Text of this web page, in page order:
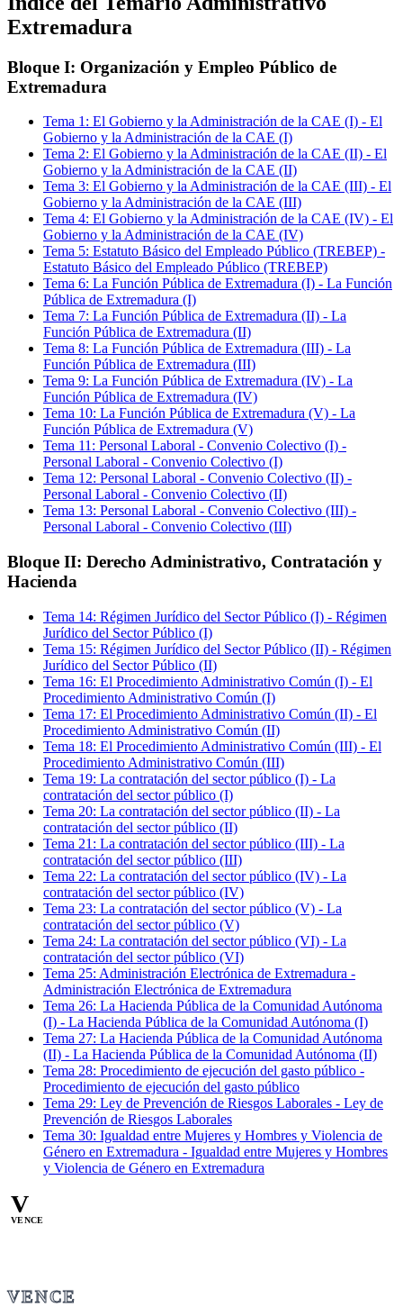
Extremadura
Bloque I: Organización y Empleo Público de
Extremadura
Tema 1 : El Gobierno y la Administración de la CAE (I) - El
Gobierno y la Administración de la CAE (I)
Tema 2: El Gobierno y la Administración de la CAE (II) - El
Gobierno y la Administración de la CAE (II)
Tema 3: El Gobierno y la Administración de la CAE (III) - El
Gobierno y la Administración de la CAE (III)
Tema 4: El Gobierno y la Administración de la CAE (IV) - El
Gobierno y la Administración de la CAE (IV)
Tema 5: Estatuto Básico del Empleado Público (TREBEP) -
Estatuto Básico del Empleado Público (TREBEP)
Tema 6: La Función Pública de Extremadura (I) - La Función
Pública de Extremadura (I)
Tema 7: La Función Pública de Extremadura (II) - La
Función Pública de Extremadura (II)
Tema 8: La Función Pública de Extremadura (III) - La
Función Pública de Extremadura (III)
Tema 9: La Función Pública de Extremadura (IV) - La
Función Pública de Extremadura (IV)
Tema 10: La Función Pública de Extremadura (V) - La
Función Pública de Extremadura (V)
Tema 11 : Personal Laboral - Convenio Colectivo (I) -
Personal Laboral - Convenio Colectivo (I)
Tema 12: Personal Laboral - Convenio Colectivo (II) -
Personal Laboral - Convenio Colectivo (II)
Tema 13: Personal Laboral - Convenio Colectivo (III) -
Personal Laboral - Convenio Colectivo (III)
Bloque II: Derecho Administrativo, Contratación y
Hacienda
Tema 14: Régimen Jurídico del Sector Público (I) - Régimen
Jurídico del Sector Público (I)
Tema 15: Régimen Jurídico del Sector Público (II) - Régimen
Jurídico del Sector Público (II)
Tema 16: El Procedimiento Administrativo Común (I) - El
Procedimiento Administrativo Común (I)
Tema 17: El Procedimiento Administrativo Común (II) - El
Procedimiento Administrativo Común (II)
Tema 18: El Procedimiento Administrativo Común (III) - El
Procedimiento Administrativo Común (III)
Tema 19: La contratación del sector público (I) - La
contratación del sector público (I)
Tema 20: La contratación del sector público (II) - La
contratación del sector público (II)
Tema 21 : La contratación del sector público (III) - La
contratación del sector público (III)
Tema 22: La contratación del sector público (IV) - La
contratación del sector público (IV)
Tema 23: La contratación del sector público (V) - La
contratación del sector público (V)
Tema 24: La contratación del sector público (VI) - La
contratación del sector público (VI)
Tema 25: Administración Electrónica de Extremadura -
Administración Electrónica de Extremadura
Tema 26: La Hacienda Pública de la Comunidad Autónoma
(I) - La Hacienda Pública de la Comunidad Autónoma (I)
Tema 27: La Hacienda Pública de la Comunidad Autónoma
(II) - La Hacienda Pública de la Comunidad Autónoma (II)
Tema 28: Procedimiento de ejecución del gasto público -
Procedimiento de ejecución del gasto público
Tema 29: Ley de Prevención de Riesgos Laborales - Ley de
Prevención de Riesgos Laborales
Tema 30: Igualdad entre Mujeres y Hombres y Violencia de
Género en Extremadura - Igualdad entre Mujeres y Hombres
y Violencia de Género en Extremadura
V
VENCE
VENCE